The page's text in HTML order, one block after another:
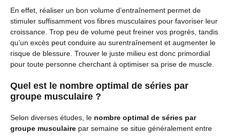
En effet, réaliser un bon volume d’entraînement permet de
stimuler suffisamment vos fibres musculaires pour favoriser leur
croissance. Trop peu de volume peut freiner vos progrès, tandis
qu’un excès peut conduire au surentraînement et augmenter le
risque de blessure. Trouver le juste milieu est donc primordial
pour toute personne cherchant à optimiser sa prise de muscle.
Quel est le nombre optimal de séries par
groupe musculaire ?
Selon diverses études, le nombre optimal de séries par
groupe musculaire par semaine se situe généralement entre